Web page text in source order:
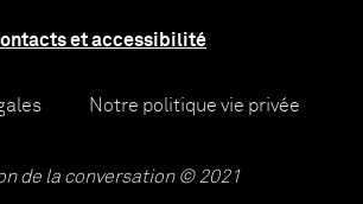
et accessibilité
Notre politique vie privée
de la conversation © 2021